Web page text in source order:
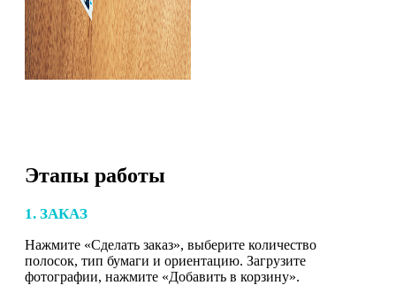
Этапы работы
1. ЗАКАЗ
Нажмите «Сделать заказ», выберите количество
полосок, тип бумаги и ориентацию. Загрузите
фотографии, нажмите «Добавить в корзину».